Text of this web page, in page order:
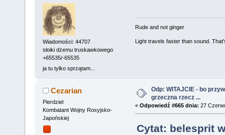
Wiadomości: 44707
słoiki dżemu truskawkowego
+65535/-65535
ja tu tylko sprzątam...
Rude and not ginger
Light travels faster than sound.
Cezarian
Pierdziel
Kombatant Wojny Rosyjsko-
Japońskiej
Odp: WITAJCIE - bo
grzeczna rzecz ...
« Odpowiedź #665 dnia: 27
Cytat: belesprit